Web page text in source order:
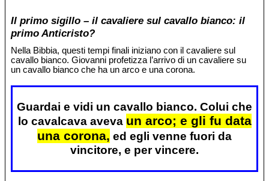
Il primo sigillo – il cavaliere sul cavallo bianco: il
primo Anticristo?
Nella Bibbia, questi tempi finali iniziano con il cavaliere sul
cavallo bianco. Giovanni profetizza l’arrivo di un cavaliere su
un cavallo bianco che ha un arco e una corona.
Guardai e vidi un cavallo bianco. Colui che
lo cavalcava aveva un arco; e gli fu data
una corona, ed egli venne fuori da
vincitore, e per vincere.